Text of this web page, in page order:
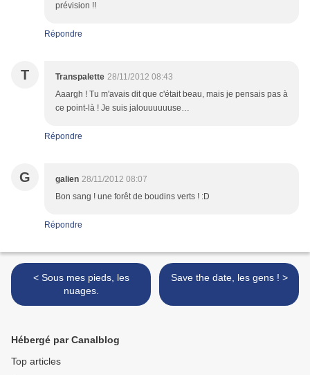
prévision !!
Répondre
T Transpalette 28/11/2012 08:43
Aaargh ! Tu m'avais dit que c'était beau, mais je pensais pas à
ce point-là ! Je suis jalouuuuuuse…
Répondre
G galien 28/11/2012 08:07
Bon sang ! une forêt de boudins verts ! :D
Répondre
< Sous mes pieds, les
nuages.
Save the date, les gens ! >
Hébergé par Canalblog
Top articles